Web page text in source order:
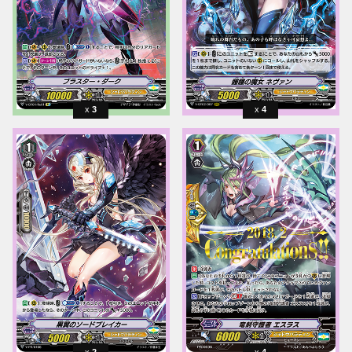
3 4